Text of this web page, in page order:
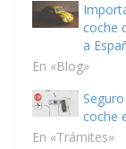
coche
a
En «Blog»
coche
En «Trámites»